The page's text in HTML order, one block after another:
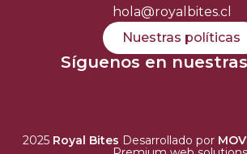
hola@royalbites.cl
Nuestras políticas
Síguenos en
2025 Royal Bites Desarrollado por